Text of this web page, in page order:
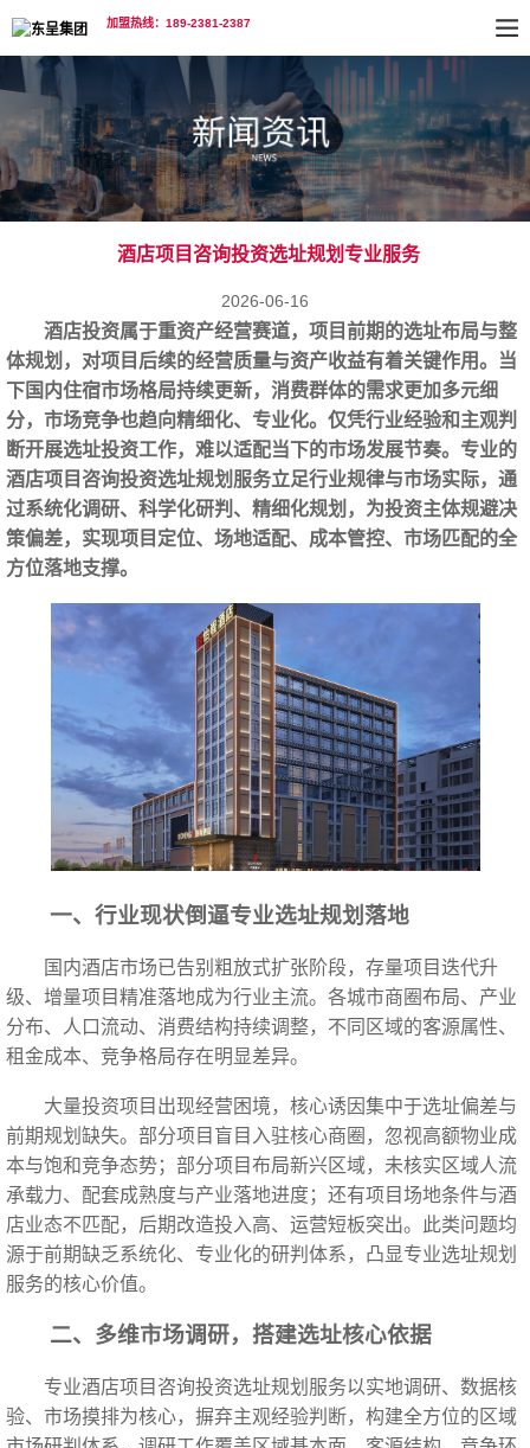
加盟热线：189-2381-2387
酒店项目咨询投资选址规划专业服务
2026-06-16
酒店投资属于重资产经营赛道，项目前期的选址布局与整
体规划，对项目后续的经营质量与资产收益有着关键作用。当
下国内住宿市场格局持续更新，消费群体的需求更加多元细
分，市场竞争也趋向精细化、专业化。仅凭行业经验和主观判
断开展选址投资工作，难以适配当下的市场发展节奏。专业的
酒店项目咨询投资选址规划服务立足行业规律与市场实际，通
过系统化调研、科学化研判、精细化规划，为投资主体规避决
策偏差，实现项目定位、场地适配、成本管控、市场匹配的全
方位落地支撑。
一、行业现状倒逼专业选址规划落地
国内酒店市场已告别粗放式扩张阶段，存量项目迭代升
级、增量项目精准落地成为行业主流。各城市商圈布局、产业
分布、人口流动、消费结构持续调整，不同区域的客源属性、
租金成本、竞争格局存在明显差异。
大量投资项目出现经营困境，核心诱因集中于选址偏差与
前期规划缺失。部分项目盲目入驻核心商圈，忽视高额物业成
本与饱和竞争态势；部分项目布局新兴区域，未核实区域人流
承载力、配套成熟度与产业落地进度；还有项目场地条件与酒
店业态不匹配，后期改造投入高、运营短板突出。此类问题均
源于前期缺乏系统化、专业化的研判体系，凸显专业选址规划
服务的核心价值。
二、多维市场调研，搭建选址核心依据
专业酒店项目咨询投资选址规划服务以实地调研、数据核
验、市场摸排为核心，摒弃主观经验判断，构建全方位的区域